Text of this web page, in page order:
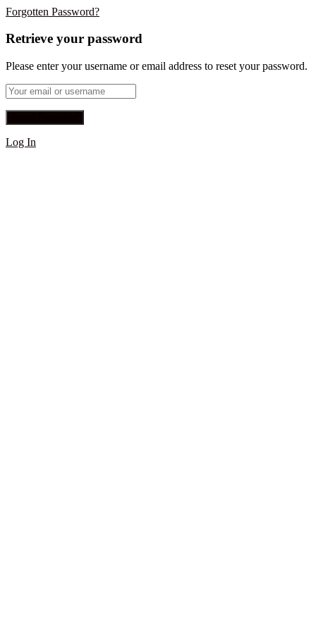
Forgotten Password?
Retrieve your password
Please enter your username or email address to reset your password.
Log In